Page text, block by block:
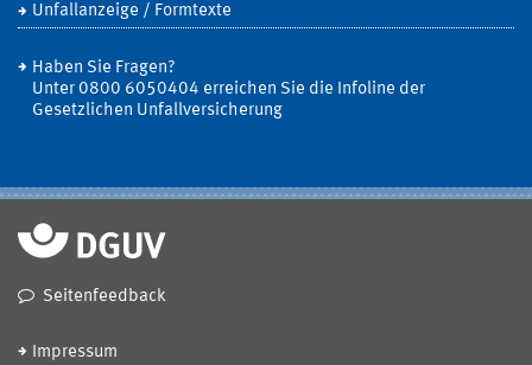
Unfallanzeige / Formtexte
Haben Sie Fragen?
Unter 0800 6050404 erreichen Sie die Infoline der
Gesetzlichen Unfallversicherung
Seitenfeedback
Impressum